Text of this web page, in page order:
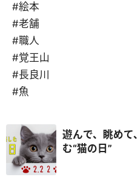
#絵本
#老舗
#職人
#覚王山
#長良川
#魚
遊んで、眺めて
む“猫の日”